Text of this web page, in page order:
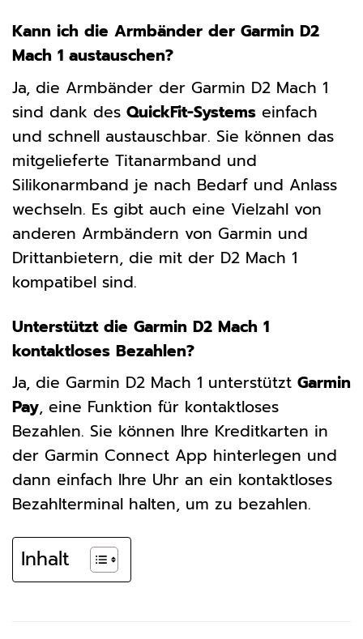
Kann ich die Armbänder der Garmin D2
Mach 1 austauschen?
Ja, die Armbänder der Garmin D2 Mach 1
sind dank des QuickFit-Systems einfach
und schnell austauschbar. Sie können das
mitgelieferte Titanarmband und
Silikonarmband je nach Bedarf und Anlass
wechseln. Es gibt auch eine Vielzahl von
anderen Armbändern von Garmin und
Drittanbietern, die mit der D2 Mach 1
kompatibel sind.
Unterstützt die Garmin D2 Mach 1
kontaktloses Bezahlen?
Ja, die Garmin D2 Mach 1 unterstützt Garmin
Pay, eine Funktion für kontaktloses
Bezahlen. Sie können Ihre Kreditkarten in
der Garmin Connect App hinterlegen und
dann einfach Ihre Uhr an ein kontaktloses
Bezahlterminal halten, um zu bezahlen.
Inhalt